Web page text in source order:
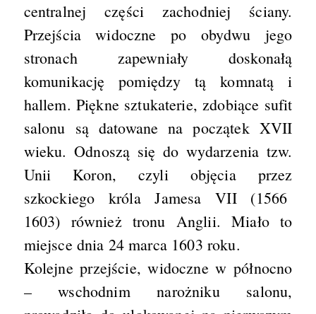
centralnej części zachodniej ściany.
Przejścia widoczne po obydwu jego
stronach zapewniały doskonałą
komunikację pomiędzy tą komnatą i
hallem. Piękne sztukaterie, zdobiące sufit
salonu są datowane na początek XVII
wieku. Odnoszą się do wydarzenia tzw.
Unii Koron, czyli objęcia przez
szkockiego króla Jamesa VII (1566
1603) również tronu Anglii. Miało to
miejsce dnia 24 marca 1603 roku.
Kolejne przejście, widoczne w północno
– wschodnim narożniku salonu,